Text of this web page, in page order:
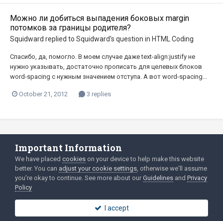
Можно ли добиться выпадения боковых margin
потомков за границы родителя?
Squidward replied to Squidward's question in HTML Coding
Спасибо, да, помогло. В моем случае даже text-align:justify не
нужно указывать, достаточно прописать для целевых блоков
word-spacing с нужным значением отступа. А вот word-spacing...
October 21, 2012 3 replies
Language Privacy Policy
2003-Today ©htmlforum.dev Powered by Invision Community
Important Information
We have placed cookies on your device to help make this website
better. You can adjust your cookie settings, otherwise we'll assume
you're okay to continue. See more about our Guidelines and Privacy
Policy
I accept